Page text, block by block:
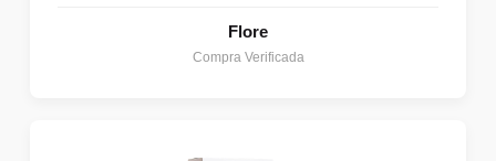
Flore
Compra Verificada